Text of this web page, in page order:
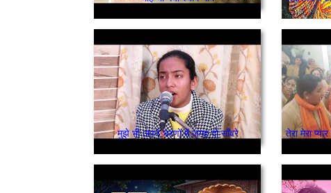
मुझे भी अपने चरणों में जगह दो साँवरे